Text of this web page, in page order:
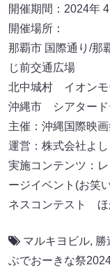
開催期間：2024年
開催場所：
那覇市 国際通り/那
じ前交通広場
北中城村 イオン
沖縄市 シアター
主催：沖縄国際映
運営：株式会社よ
実施コンテンツ：
ージイベント(お笑
ネスコンテスト ほ
マルキヨビル, 勝
ぶでおーきな祭